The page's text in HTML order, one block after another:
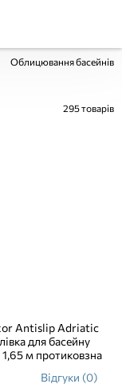
Облицювання басейнів
295товарів
Antislip Adriatic
для басейну
м протиковзна
Відгуки (0)